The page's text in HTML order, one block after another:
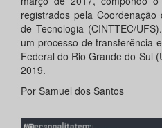
registrados pela
de Tecnologia (CINTTEC/
um processo de transferência
Federal do Rio Grande do Sul
2019.
Por Samuel dos Santos